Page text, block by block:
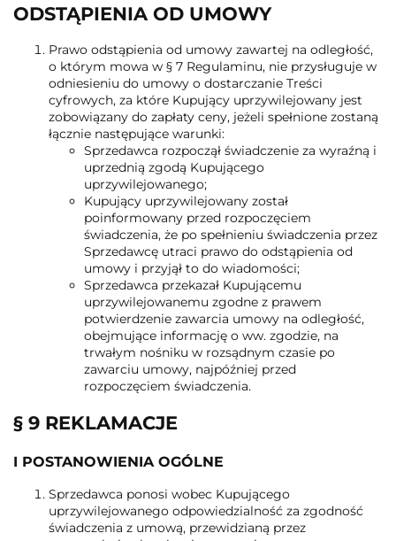
ODSTĄPIENIA OD UMOWY
Prawo odstąpienia od umowy zawartej na odległość,
o którym mowa w § 7 Regulaminu, nie przysługuje w
odniesieniu do umowy o dostarczanie Treści
cyfrowych, za które Kupujący uprzywilejowany jest
zobowiązany do zapłaty ceny, jeżeli spełnione zostaną
łącznie następujące warunki:
Sprzedawca rozpoczął świadczenie za wyraźną i
uprzednią zgodą Kupującego
uprzywilejowanego;
Kupujący uprzywilejowany został
poinformowany przed rozpoczęciem
świadczenia, że po spełnieniu świadczenia przez
Sprzedawcę utraci prawo do odstąpienia od
umowy i przyjął to do wiadomości;
Sprzedawca przekazał Kupującemu
uprzywilejowanemu zgodne z prawem
potwierdzenie zawarcia umowy na odległość,
obejmujące informację o ww. zgodzie, na
trwałym nośniku w rozsądnym czasie po
zawarciu umowy, najpóźniej przed
rozpoczęciem świadczenia.
§ 9 REKLAMACJE
I POSTANOWIENIA OGÓLNE
Sprzedawca ponosi wobec Kupującego
uprzywilejowanego odpowiedzialność za zgodność
świadczenia z umową, przewidzianą przez